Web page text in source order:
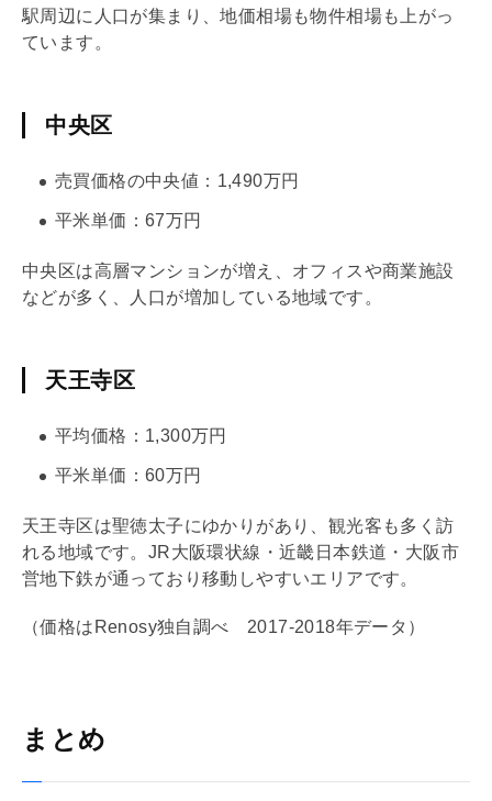
駅周辺に人口が集まり、地価相場も物件相場も上がっ
ています。
中央区
売買価格の中央値：1,490万円
平米単価：67万円
中央区は高層マンションが増え、オフィスや商業施設
などが多く、人口が増加している地域です。
天王寺区
平均価格：1,300万円
平米単価：60万円
天王寺区は聖徳太子にゆかりがあり、観光客も多く訪
れる地域です。JR大阪環状線・近畿日本鉄道・大阪市
営地下鉄が通っており移動しやすいエリアです。
（価格はRenosy独自調べ 2017-2018年データ）
まとめ